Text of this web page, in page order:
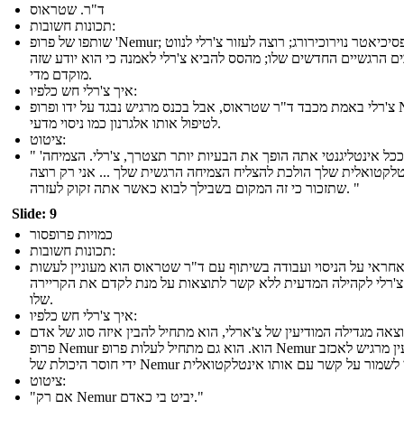
ד"ר. שטראוס
תכונות חשובות:
שותפו של פרופ 'Nemur; פסיכיאטר נוירוכירורג; רוצה לעזור צ'רלי לנווט
הרגשיים החדשים שלו; מהסס להביא צ'רלי לאמנה כי הוא יודע שזה
מוקדם מדי.
איך צ'רלי חש כלפיו:
צ'רלי באמת מכבד ד"ר שטראוס, אבל בכנס מרגיש נבגד על ידו ופרופ Nemur
לטיפול אותו אלגרנון כמו ניסוי מדעי.
ציטוט:
" 'ככל אינטליגנטי אתה הופך את הבעיות יותר תצטרך, צ'רלי. הצמיחה
שלך הולכת להצליח הצמיחה הרגשית שלך ... אני רק רוצה
שתזכור כי זה המקום בשבילך לבוא כאשר אתה זקוק לעזרה. "
Slide: 9
כמויות פרופסור
תכונות חשובות:
על הניסוי ועבודה בשיתוף עם ד"ר שטראוס הוא מעוניין לעשות
לקהילה המדעית ללא קשר לתוצאות על מנת לקדם את הקריירה
שלו.
איך צ'רלי חש כלפיו:
מגדילה המודיעין של צ'ארלי, הוא מתחיל להבין איזה סוג של אדם
פרופ Nemur הוא. הוא גם מתחיל לעלות פרופ Nemur במודיעין מרגיש לאכזב
ציטוט:
"אם רק Nemur יביט בי כאדם."